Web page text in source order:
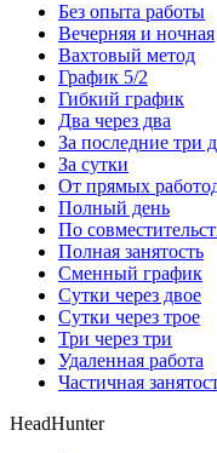
Без опыта работы
Вечерняя и ночная
Вахтовый метод
График 5/2
Гибкий график
Два через два
За последние три
За сутки
От прямых
Полный день
По
Полная занятость
Сменный график
Сутки через двое
Сутки через трое
Три через три
Удаленная работа
Частичная
HeadHunter